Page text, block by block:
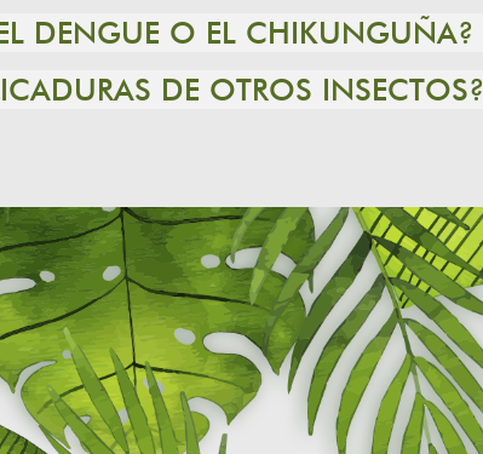
EL DENGUE O EL CHIKUNGUÑA?
DE OTROS INSECTOS?